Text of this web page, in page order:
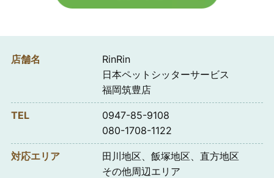
店舗名
RinRin
日本ペットシッターサービス
福岡筑豊店
TEL
0947-85-9108
080-1708-1122
対応エリア
田川地区、飯塚地区、直方地区
その他周辺エリア